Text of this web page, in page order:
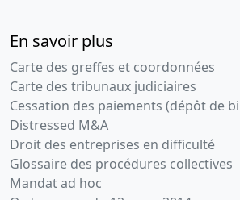
En savoir plus
Carte des greffes et coordonnées
Carte des tribunaux judiciaires
Cessation des paiements (dépôt de
Distressed M&A
Droit des entreprises en difficulté
Glossaire des procédures collectives
Mandat ad hoc